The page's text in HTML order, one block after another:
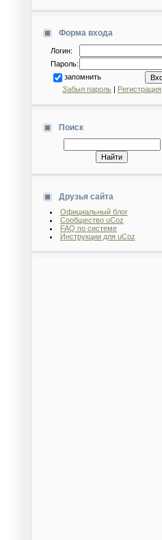
Форма входа
Логин:
Пароль:
запомнить
Забыл пароль | Регистрация
Поиск
Друзья сайта
Официальный блог
Сообщество uCoz
FAQ по системе
Инструкции для uCoz